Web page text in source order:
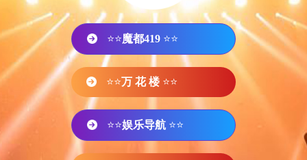
⭐⭐魔都419 ⭐⭐
⭐⭐万 花 楼 ⭐⭐
⭐⭐娱乐导航 ⭐⭐